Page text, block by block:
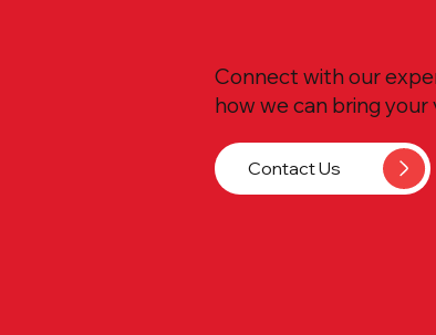
Connect with our
how we can bring your
Contact Us